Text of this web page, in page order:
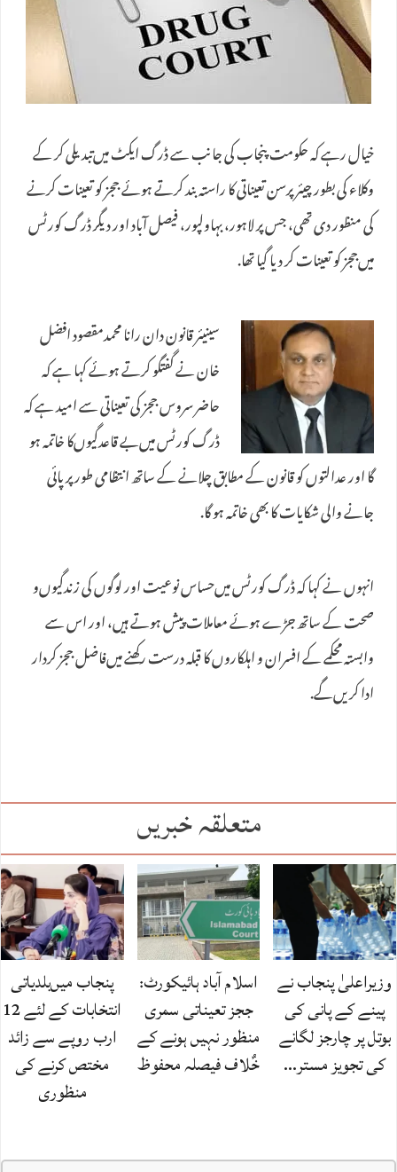
خیال رہے کہ حکومت پنجاب کی جانب سے ڈرگ ایکٹ میں‌تبدیلی کر کے
وکلاء کی بطور چیئرپرسن تعیناتی کا راستہ بند کرتے ہوئے ججز کو تعینات کرنے
کی منظور دی تھی، جس پر لاہور، بہاولپور، فیصل آباد اور دیگر ڈرگ کورٹس
میں‌ججز کو تعینات کر دیا گیا تھا.
سینیئر قانون دان رانا محمدمقصود افضل
خان نے گفتگو کرتے ہوئے کہا ہے کہ
حاضر سروس ججز کی تعیناتی سے امید ہے کہ
ڈرگ کورٹس میں‌بے قاعدگیوں‌کا خاتمہ ہو
گا اور عدالتوں کو قانون کے مطابق چلانے کے ساتھ انتظامی طور پر پائی
جانے والی شکایات کا بھی خاتمہ ہو گا.
انہوں نے کہا کہ ڈرگ کورٹس میں‌حساس نوعیت اور لوگوں کی زندگیوں‌و
صحت کے ساتھ جڑے ہوئے معاملات پیش ہوتے ہیں، اور اس سے
وابستہ محکمے کے افسران و اہلکاروں کا قبلہ درست رکھنے میں‌فاضل ججز کردار
ادا کریں‌گے.
متعلقہ خبریں
وزیراعلیٰ پنجاب نے
پینے کے پانی کی
بوتل پر چارجز لگانے
کی تجویز مستر…
اسلام آباد ہائیکورٹ:
ججز تعیناتی سمری
منظور نہیں‌ ہونے کے
خٌلاف فیصلہ محفوظ
پنجاب میں‌بلدیاتی
انتخابات کے لئے 12
ارب روپے سے زائد
مختص کرنے کی
منظوری